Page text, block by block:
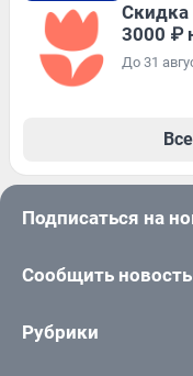
Скидка
3000 ₽
До 31
Подписаться на
Сообщить новость
Рубрики